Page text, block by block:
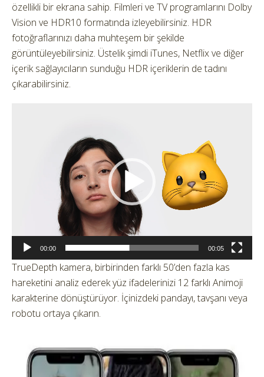
özellikli bir ekrana sahip. Filmleri ve TV programlarını Dolby
Vision ve HDR10 formatında izleyebilirsiniz. HDR
fotoğraflarınızı daha muhteşem bir şekilde
görüntüleyebilirsiniz. Üstelik şimdi iTunes, Netflix ve diğer
içerik sağlayıcıların sunduğu HDR içeriklerin de tadını
çıkarabilirsiniz.
00:00 00:05
TrueDepth kamera, birbirinden farklı 50’den fazla kas
hareketini analiz ederek yüz ifadelerinizi 12 farklı Animoji
karakterine dönüştürüyor. İçinizdeki pandayı, tavşanı veya
robotu ortaya çıkarın.